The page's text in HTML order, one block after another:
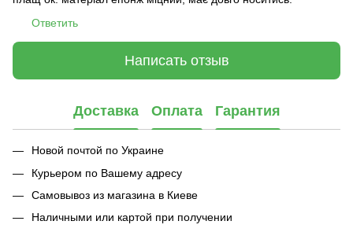
Ответить
Написать отзыв
Доставка Оплата Гарантия
Новой почтой по Украине
Курьером по Вашему адресу
Самовывоз из магазина в Киеве
Наличными или картой при получении